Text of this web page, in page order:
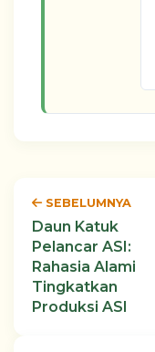
SEBELUMNYA
Daun Katuk
Pelancar ASI:
Rahasia Alami
Tingkatkan
Produksi ASI